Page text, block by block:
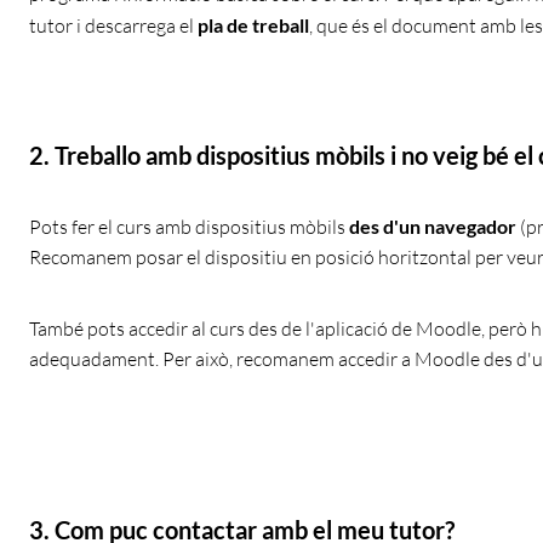
tutor i descarrega el pla de treball, que és el document amb
2. Treballo amb dispositius mòbils i no veig bé
Pots fer el curs amb dispositius mòbils des d'un navegador
Recomanem posar el dispositiu en posició horitzontal per
També pots accedir al curs des de l'aplicació de Moodle,
adequadament. Per això, recomanem accedir a Moodle des
3. Com puc contactar amb el meu tutor?